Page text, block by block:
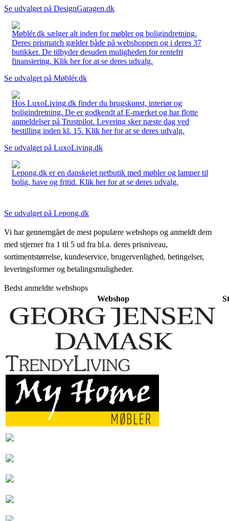
Se udvalget på DesignGaragen.dk
Møblér.dk sælger alt inden for møbler og boligindretning.
Deres prismatch gælder både på webshoppen og i deres 37
butikker. De tilbyder desuden muligheden for rentefri
finansiering. Klik her for at se deres udvalg.
Se udvalget på Møblér.dk
Hos LuxoLiving.dk finder du brugskunst, interiør og
boligindretning. De er godkendt af E-mærket og har flotte
anmeldelser på Trustpilot. Levering sker næste dag ved
bestilling inden kl. 15. Klik her for at se deres udvalg.
Se udvalget på LuxoLiving.dk
Lepong.dk er en danskejet netbutik med møbler og lamper til
bolig, have og fritid. Klik her for at se deres udvalg.
Se udvalget på Lepong.dk
Vi har gennemgået de mest populære webshops og anmeldt dem
med stjerner fra 1 til 5 ud fra bl.a. deres prisniveau,
sortimentstørrelse, kundeservice, brugervenlighed, betingelser,
leveringsformer og betalingsmuligheder.
Bedst anmeldte webshops
Webshop